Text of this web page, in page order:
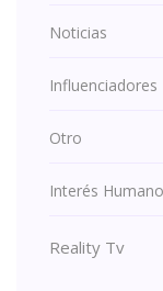
Noticias
Influenciadores
Otro
Interés Humano
Reality Tv